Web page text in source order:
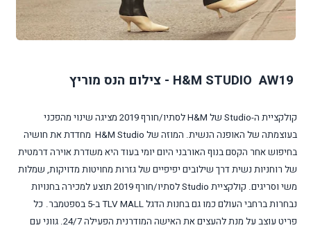
H&M STUDIO AW19 - צילום הנס מוריץ
קולקציית ה-Studio של H&M
לסתיו/חורף 2019 מציגה שינוי מהפכני
בעוצמתה של האופנה הנשית. המוזה של H&M Studio מחדדת את חושיה
בחיפוש אחר הקסם בנוף האורבני היום יומי בעוד היא משדרת אוירה דרמטית
של רוחניות נשית דרך שילובים יפיפיים של גזרות מחויטות מדויקות, שמלות
משי וסריגים. קולקציית Studio
לסתיו/חורף 2019 תוצע למכירה בחנויות
נבחרות ברחבי העולם כמו גם בחנות הדגלTLV MALLב-5 בספטמבר.
כל
פריט עוצב על מנת להעצים את האישה המודרנית הפעילה 24/7. גווני עם